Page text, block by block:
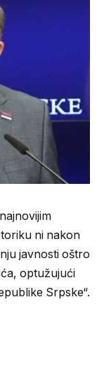
ni nakon
javnosti oštro
optužujući
Srpske“.